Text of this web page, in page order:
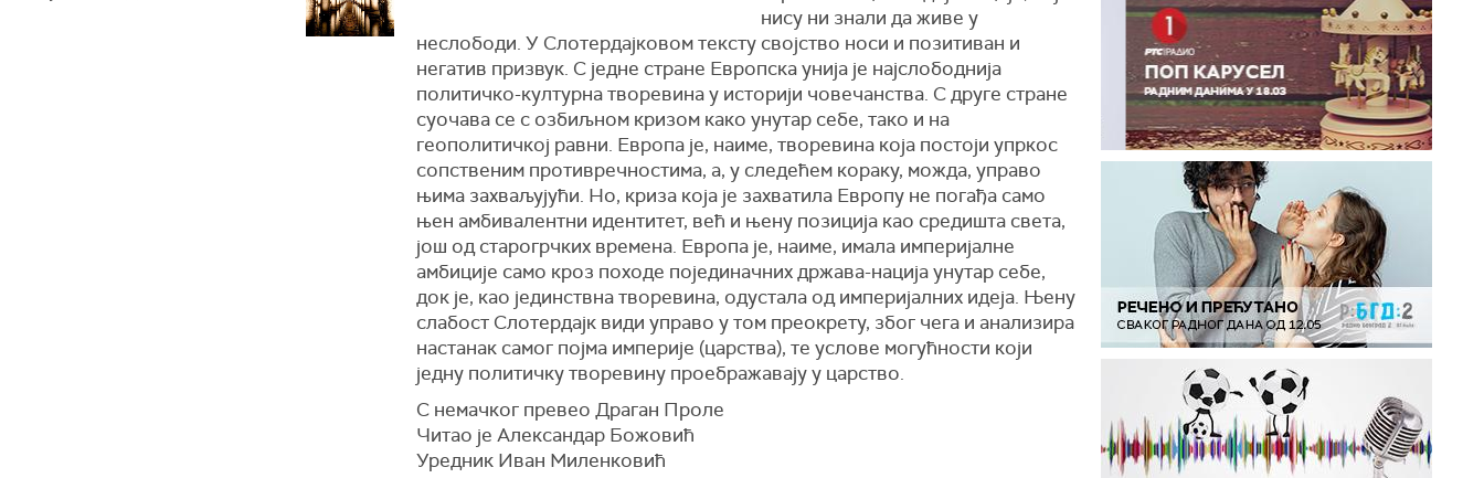
нису ни знали да живе у
неслободи. У Слотердајковом тексту својство носи и позитиван и
негатив призвук. С једне стране Европска унија је најслободнија
политичко-културна творевина у историји човечанства. С друге стране
суочава се с озбиљном кризом како унутар себе, тако и на
геополитичкој равни. Европа је, наиме, творевина која постоји упркос
сопственим противречностима, а, у следећем кораку, можда, управо
њима захваљујући. Но, криза која је захватила Европу не погађа само
њен амбивалентни идентитет, већ и њену позиција као средишта света,
још од старогрчких врeмена. Европа је, наиме, имала империјалне
амбиције само кроз походе појединачних држава-нација унутар себе,
док је, као јединствна творевина, одустала од империјалних идеја. Њену
слабост Слотердајк види управо у том преокрету, због чега и анализира
настанак самог појма империје (царства), те услове могућности који
једну политичку творевину проебражавају у царство.
С немачког превео Драган Проле
Читао је Александар Божовић
Уредник Иван Миленковић